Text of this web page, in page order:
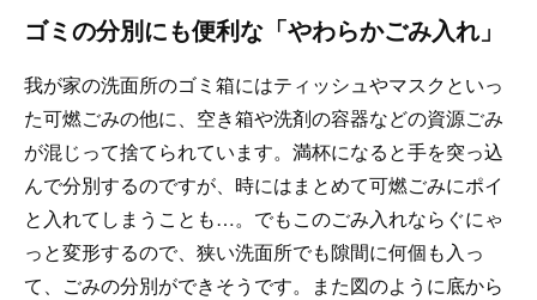
ゴミの分別にも便利な「やわらかごみ入れ」
我が家の洗面所のゴミ箱にはティッシュやマスクといっ
た可燃ごみの他に、空き箱や洗剤の容器などの資源ごみ
が混じって捨てられています。満杯になると手を突っ込
んで分別するのですが、時にはまとめて可燃ごみにポイ
と入れてしまうことも…。でもこのごみ入れならぐにゃ
っと変形するので、狭い洗面所でも隙間に何個も入っ
て、ごみの分別ができそうです。また図のように底から